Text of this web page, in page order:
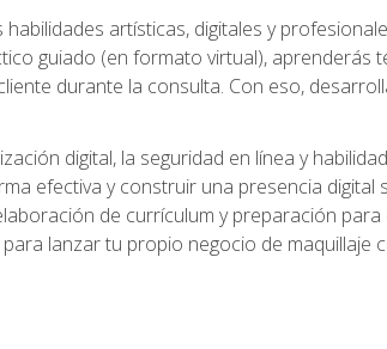
artísticas, digitales y
guiado (en formato virtual), aprenderás
durante la consulta. Con eso,
digital, la seguridad en línea y
efectiva y construir una presencia
de currículum y preparación
lanzar tu propio negocio de maquillaje